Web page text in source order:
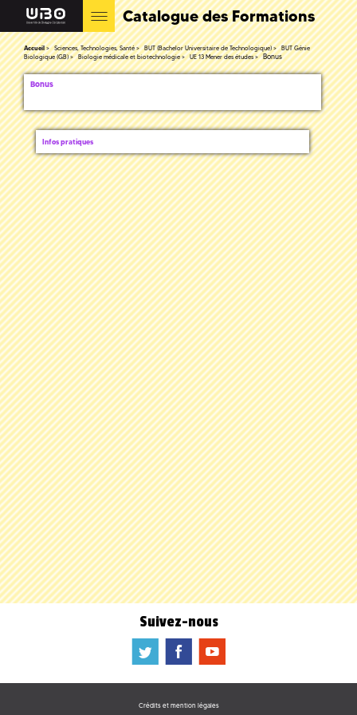
Catalogue des Formations
Accueil Sciences, Technologies, Santé BUT (Bachelor Universitaire de Technologique)
BUT Génie
Biologique (GB)
Biologie médicale et biotechnologie UE 13 Mener des études Bonus
Bonus
Infos pratiques
Suivez-nous
a b f
Crédits et mention légales